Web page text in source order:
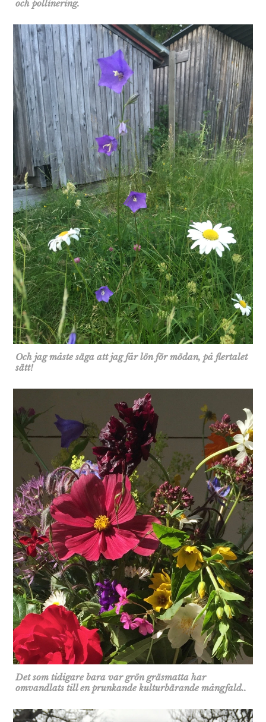
och pollinering.
Och jag måste säga att jag får lön för mödan, på flertalet
sätt!
Det som tidigare bara var grön gräsmatta har
omvandlats till en prunkande kulturbärande mångfald..